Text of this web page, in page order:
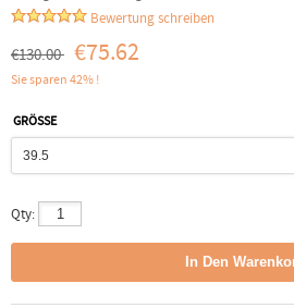
Bewertung schreiben
€130.00 €75.62
Sie sparen 42% !
GRÖSSE
Qty: